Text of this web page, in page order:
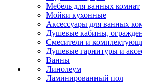
Мебель для ванных комнат
Мойки кухонные
Аксессуары для ванных
Душевые кабины,
Смесители и
Душевые гарнитуры и
Ванны
Линолеум
Ламинированный пол